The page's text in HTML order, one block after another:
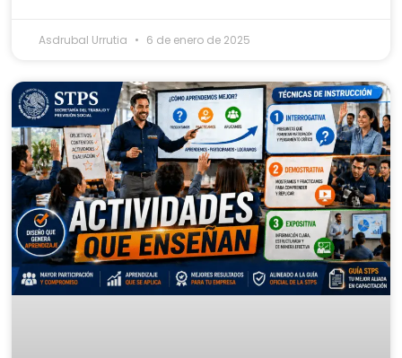
Asdrubal Urrutia 6 de enero de 2025